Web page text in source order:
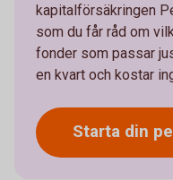
kapitalförsäkringen
som du får råd om
fonder som passar
en kvart och kostar
Starta din